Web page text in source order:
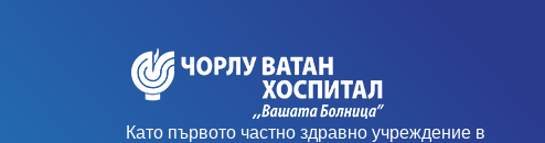
Като първото частно здравно учреждение в